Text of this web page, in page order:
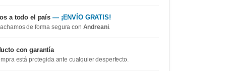
a todo el país — ¡ENVÍO GRATIS!
de forma segura con Andreani.
con garantía
está protegida ante cualquier desperfecto.